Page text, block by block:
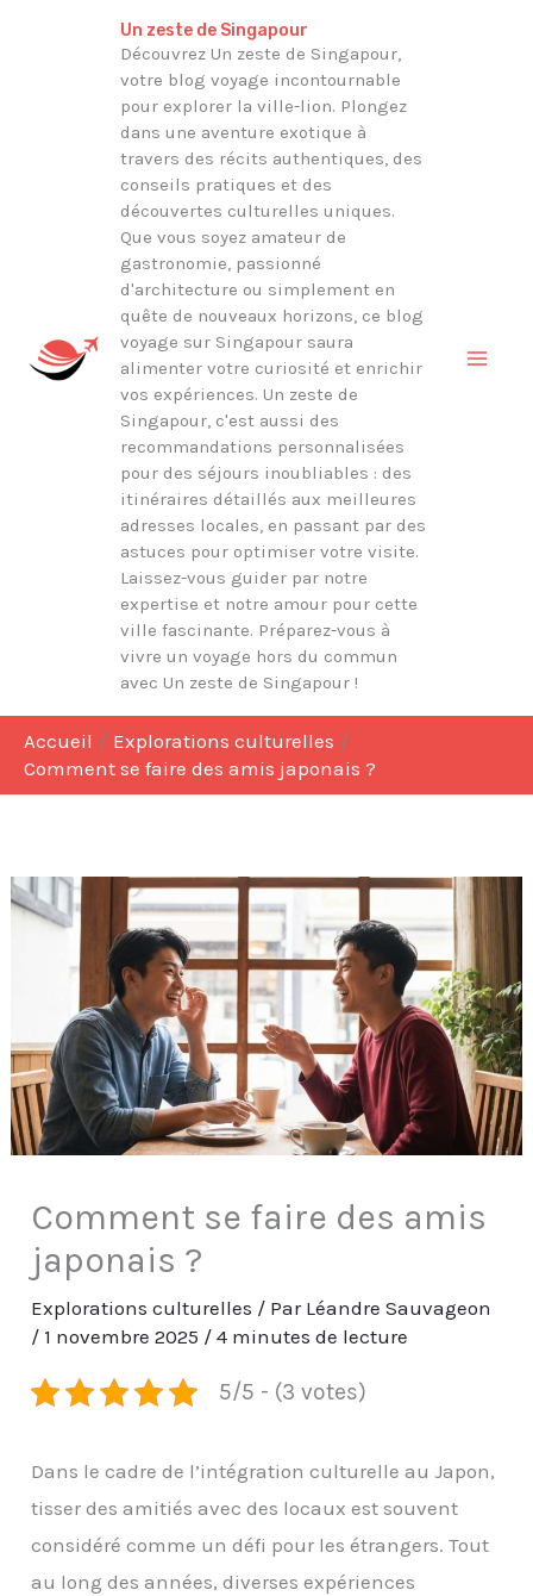
Un zeste de Singapour
Découvrez Un zeste de Singapour,
votre blog voyage incontournable
pour explorer la ville-lion. Plongez
dans une aventure exotique à
travers des récits authentiques, des
conseils pratiques et des
découvertes culturelles uniques.
Que vous soyez amateur de
gastronomie, passionné
d'architecture ou simplement en
quête de nouveaux horizons, ce blog
voyage sur Singapour saura
alimenter votre curiosité et enrichir
vos expériences. Un zeste de
Singapour, c'est aussi des
recommandations personnalisées
pour des séjours inoubliables : des
itinéraires détaillés aux meilleures
adresses locales, en passant par des
astuces pour optimiser votre visite.
Laissez-vous guider par notre
expertise et notre amour pour cette
ville fascinante. Préparez-vous à
vivre un voyage hors du commun
avec Un zeste de Singapour !
Accueil
Explorations culturelles
Comment se faire des amis japonais ?
Comment se faire des amis
japonais ?
Explorations culturelles / Par Léandre Sauvageon
/ 1 novembre 2025 /4 minutes de lecture
5/5 - (3 votes)
Dans le cadre de l’intégration culturelle au Japon,
tisser des amitiés avec des locaux est souvent
considéré comme un défi pour les étrangers. Tout
au long des années, diverses expériences
Rechercher